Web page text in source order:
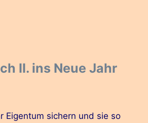
II. ins Neue Jahr
Eigentum sichern und sie so